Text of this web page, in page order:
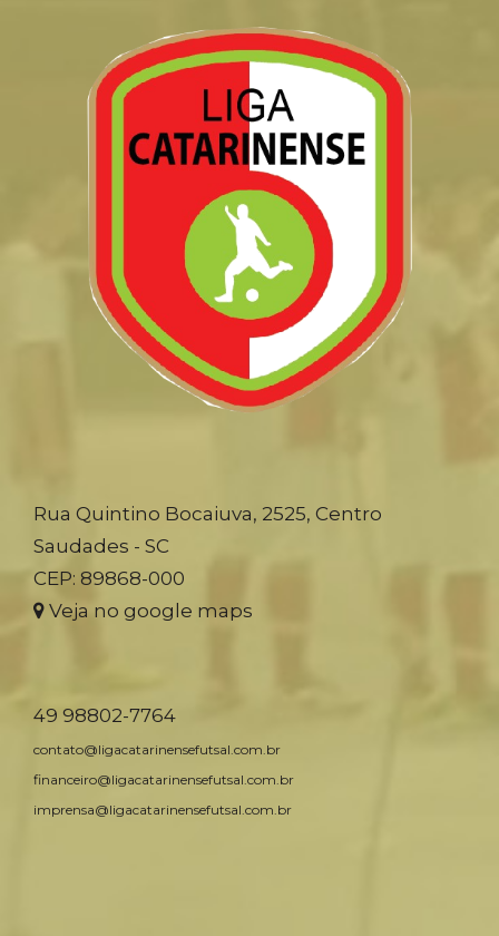
Rua Quintino Bocaiuva, 2525, Centro
Saudades - SC
CEP: 89868-000
Veja no google maps
49 98802-7764
contato@ligacatarinensefutsal.com.br
financeiro@ligacatarinensefutsal.com.br
imprensa@ligacatarinensefutsal.com.br